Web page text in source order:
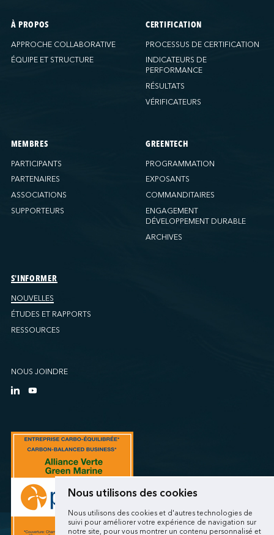
Nous utilisons des cookies
Nous utilisons des cookies et d'autres technologies de
suivi pour améliorer votre expérience de navigation sur
notre site, pour vous montrer un contenu personnalisé et
À PROPOS
APPROCHE COLLABORATIVE
ÉQUIPE ET STRUCTURE
CERTIFICATION
PROCESSUS DE CERTIFICATION
INDICATEURS DE
PERFORMANCE
RÉSULTATS
VÉRIFICATEURS
MEMBRES
PARTICIPANTS
PARTENAIRES
ASSOCIATIONS
SUPPORTEURS
GREENTECH
PROGRAMMATION
EXPOSANTS
COMMANDITAIRES
ENGAGEMENT
DÉVELOPPEMENT DURABLE
ARCHIVES
S'INFORMER
NOUVELLES
ÉTUDES ET RAPPORTS
RESSOURCES
NOUS JOINDRE